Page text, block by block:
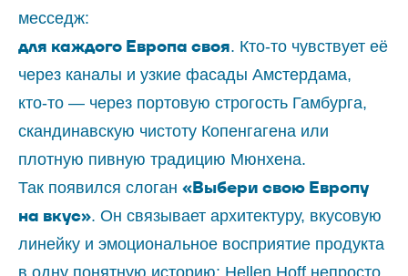
месседж:
для каждого Европа своя. Кто‑то чувствует её
через каналы и узкие фасады Амстердама,
кто‑то — через портовую строгость Гамбурга,
скандинавскую чистоту Копенгагена или
плотную пивную традицию Мюнхена.
Так появился слоган «Выбери свою Европу
на вкус». Он связывает архитектуру, вкусовую
линейку и эмоциональное восприятие продукта
в одну понятную историю: Hellen Hoff непросто